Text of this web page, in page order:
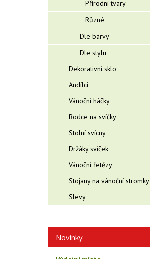
Přírodní tvary
Různé
Dle barvy
Dle stylu
Dekorativní sklo
Andílci
Vánoční háčky
Bodce na svíčky
Stolní svícny
Držáky svíček
Vánoční řetězy
Stojany na vánoční stromky
Slevy
Novinky